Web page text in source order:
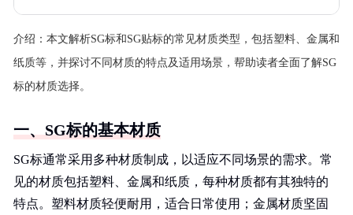
介绍： 本文解析SG标和SG贴标的常见材质类型，包括塑料、金属和
纸质等，并探讨不同材质的特点及适用场景，帮助读者全面了解SG
标的材质选择。
一、SG标的基本材质
SG标通常采用多种材质制成，以适应不同场景的需求。常
见的材质包括塑料、金属和纸质，每种材质都有其独特的
特点。塑料材质轻便耐用，适合日常使用；金属材质坚固